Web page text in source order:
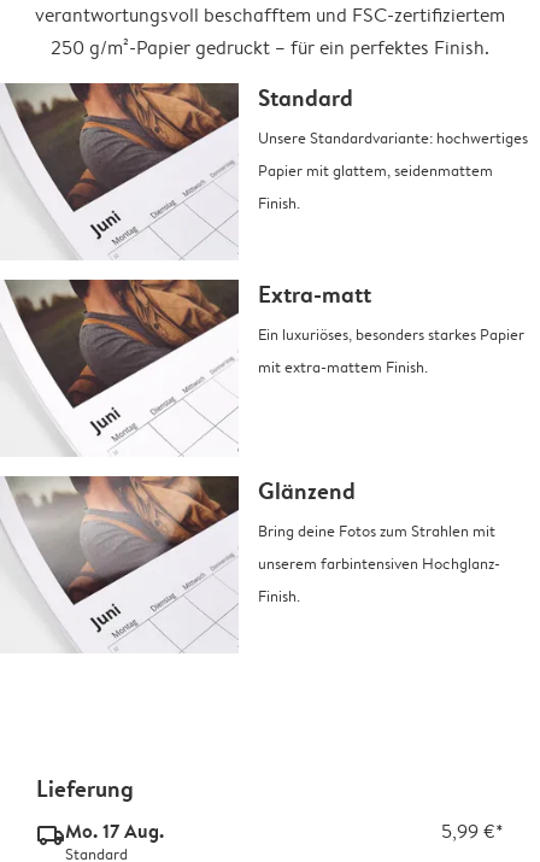
verantwortungsvoll beschafftem und FSC-zertifiziertem
250 g/m²-Papier gedruckt – für ein perfektes Finish.
Standard
Unsere Standardvariante: hochwertiges
Papier mit glattem, seidenmattem
Finish.
Extra-matt
Ein luxuriöses, besonders starkes Papier
mit extra-mattem Finish.
Glänzend
Bring deine Fotos zum Strahlen mit
unserem farbintensiven Hochglanz-
Finish.
Lieferung
delivery_standard_v2Mo. 17 Aug. 5,99 €*
Standard